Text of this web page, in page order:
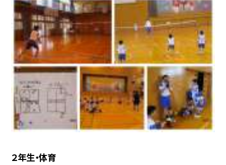
２年生・体育